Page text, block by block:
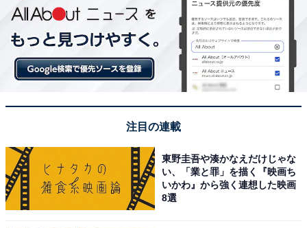
大浴場が非常に広々としておりゆったり温泉を堪能
できる
よい
注目の連載
東野圭吾や湊かなえだけじゃな
い、「業と罪」を描く『映画ち
いかわ』から強く連想した映画
8選